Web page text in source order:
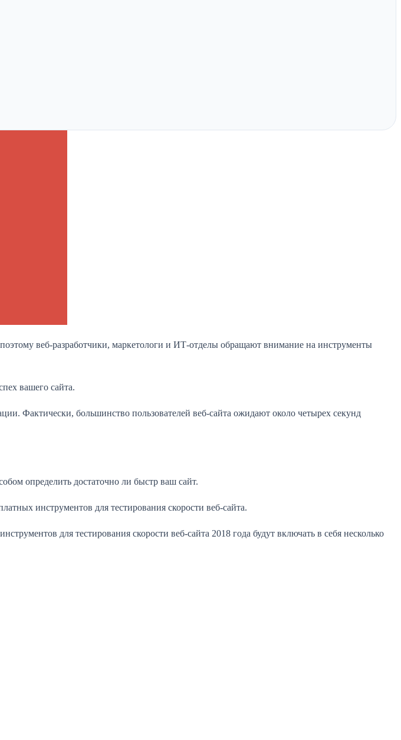
веб-разработчики, маркетологи и ИТ-отделы обращают внимание на инструменты
вашего сайта.
Фактически, большинство пользователей веб-сайта ожидают около четырех секунд
определить достаточно ли быстр ваш сайт.
инструментов для тестирования скорости веб-сайта.
для тестирования скорости веб-сайта 2018 года будут включать в себя несколько